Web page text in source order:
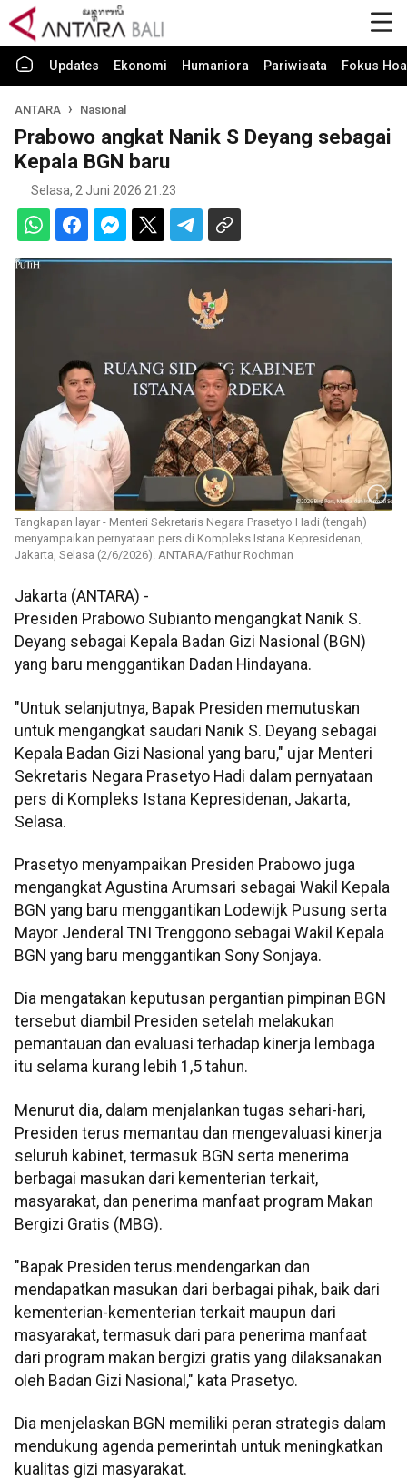
Updates Ekonomi Humaniora Pariwisata Fokus
ANTARA Nasional
Prabowo angkat Nanik S Deyang sebagai
Kepala BGN baru
Selasa, 2 Juni 2026 21:23
Tangkapan layar - Menteri Sekretaris Negara Prasetyo Hadi (tengah)
menyampaikan pernyataan pers di Kompleks Istana Kepresidenan,
Jakarta, Selasa (2/6/2026). ANTARA/Fathur Rochman
Jakarta (ANTARA) -
Presiden Prabowo Subianto mengangkat Nanik S.
Deyang sebagai Kepala Badan Gizi Nasional (BGN)
yang baru menggantikan Dadan Hindayana.
"Untuk selanjutnya, Bapak Presiden memutuskan
untuk mengangkat saudari Nanik S. Deyang sebagai
Kepala Badan Gizi Nasional yang baru," ujar Menteri
Sekretaris Negara Prasetyo Hadi dalam pernyataan
pers di Kompleks Istana Kepresidenan, Jakarta,
Selasa.
Prasetyo menyampaikan Presiden Prabowo juga
mengangkat Agustina Arumsari sebagai Wakil Kepala
BGN yang baru menggantikan Lodewijk Pusung serta
Mayor Jenderal TNI Trenggono sebagai Wakil Kepala
BGN yang baru menggantikan Sony Sonjaya.
Dia mengatakan keputusan pergantian pimpinan BGN
tersebut diambil Presiden setelah melakukan
pemantauan dan evaluasi terhadap kinerja lembaga
itu selama kurang lebih 1,5 tahun.
Menurut dia, dalam menjalankan tugas sehari-hari,
Presiden terus memantau dan mengevaluasi kinerja
seluruh kabinet, termasuk BGN serta menerima
berbagai masukan dari kementerian terkait,
masyarakat, dan penerima manfaat program Makan
Bergizi Gratis (MBG).
"Bapak Presiden terus.mendengarkan dan
mendapatkan masukan dari berbagai pihak, baik dari
kementerian-kementerian terkait maupun dari
masyarakat, termasuk dari para penerima manfaat
dari program makan bergizi gratis yang dilaksanakan
oleh Badan Gizi Nasional," kata Prasetyo.
Dia menjelaskan BGN memiliki peran strategis dalam
mendukung agenda pemerintah untuk meningkatkan
kualitas gizi masyarakat.